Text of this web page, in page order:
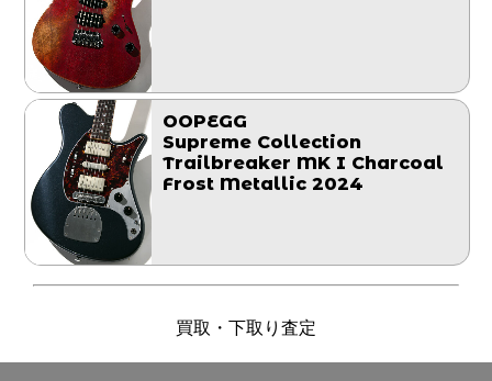
OOPEGG
Supreme Collection
Trailbreaker MK I Charcoal
Frost Metallic 2024
買取・下取り査定